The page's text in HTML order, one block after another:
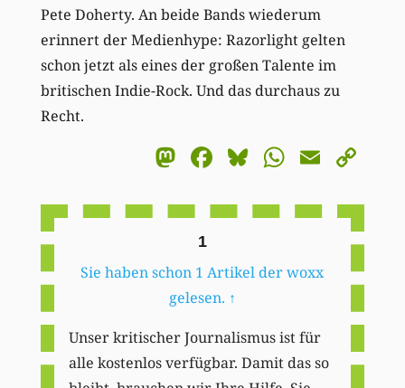
Pete Doherty. An beide Bands wiederum
erinnert der Medienhype: Razorlight gelten
schon jetzt als eines der großen Talente im
britischen Indie-Rock. Und das durchaus zu
Recht.
Mastodon
Facebook
BlueskyEmail
1
Sie haben schon 1 Artikel der woxx
gelesen. ↑
Unser kritischer Journalismus ist für
alle kostenlos verfügbar. Damit das so